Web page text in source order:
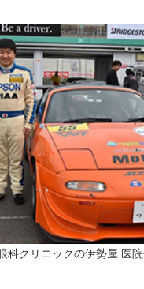
科クリニックの伊勢屋 医